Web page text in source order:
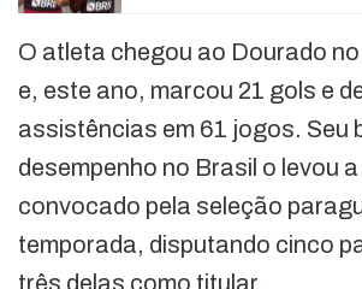
O atleta chegou ao Dourado
e, este ano, marcou 21 gols e
assistências em 61 jogos. Seu
desempenho no Brasil o levou
convocado pela seleção
temporada, disputando cinco
três delas como titular.